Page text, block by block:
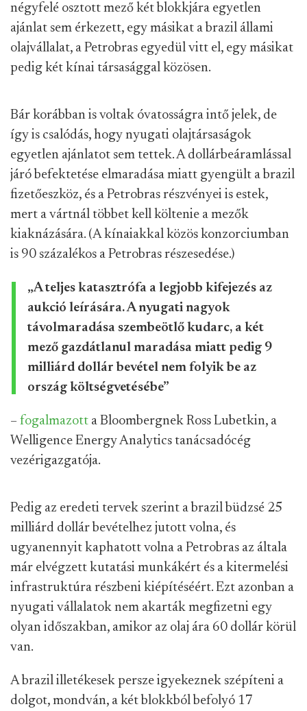
négyfelé osztott mező két blokkjára egyetlen
ajánlat sem érkezett, egy másikat a brazil állami
olajvállalat, a Petrobras egyedül vitt el, egy másikat
pedig két kínai társasággal közösen.
Bár korábban is voltak óvatosságra intő jelek, de
így is csalódás, hogy nyugati olajtársaságok
egyetlen ajánlatot sem tettek. A dollárbeáramlással
járó befektetése elmaradása miatt gyengült a brazil
fizetőeszköz, és a Petrobras részvényei is estek,
mert a vártnál többet kell költenie a mezők
kiaknázására. (A kínaiakkal közös konzorciumban
is 90 százalékos a Petrobras részesedése.)
„A teljes katasztrófa a legjobb kifejezés az
aukció leírására. A nyugati nagyok
távolmaradása szembeötlő kudarc, a két
mező gazdátlanul maradása miatt pedig 9
milliárd dollár bevétel nem folyik be az
ország költségvetésébe”
– fogalmazott a Bloombergnek Ross Lubetkin, a
Welligence Energy Analytics tanácsadócég
vezérigazgatója.
Pedig az eredeti tervek szerint a brazil büdzsé 25
milliárd dollár bevételhez jutott volna, és
ugyanennyit kaphatott volna a Petrobras az általa
már elvégzett kutatási munkákért és a kitermelési
infrastruktúra részbeni kiépítéséért. Ezt azonban a
nyugati vállalatok nem akarták megfizetni egy
olyan időszakban, amikor az olaj ára 60 dollár körül
van.
A brazil illetékesek persze igyekeznek szépíteni a
dolgot, mondván, a két blokkból befolyó 17